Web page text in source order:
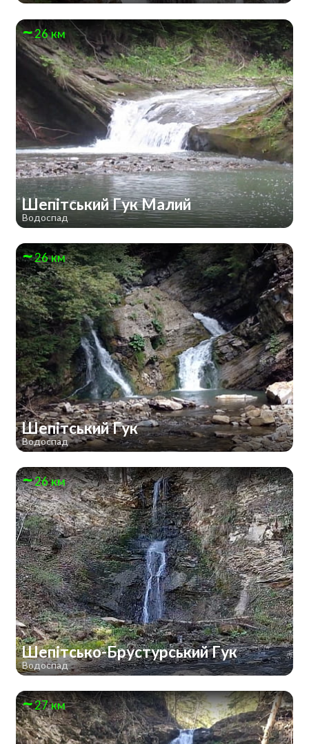
26 км
Шепітський Гук Малий
Водоспад
26 км
Шепітський Гук
Водоспад
26 км
Шепітсько-Брустурський Гук
Водоспад
27 км